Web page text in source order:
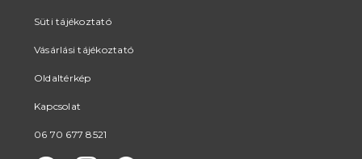
Süti tájékoztató
Vásárlási tájékoztató
Oldaltérkép
Kapcsolat
06 70 677 8521